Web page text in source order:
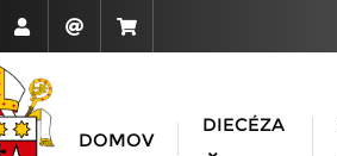
DOMOV
DIECÉZA